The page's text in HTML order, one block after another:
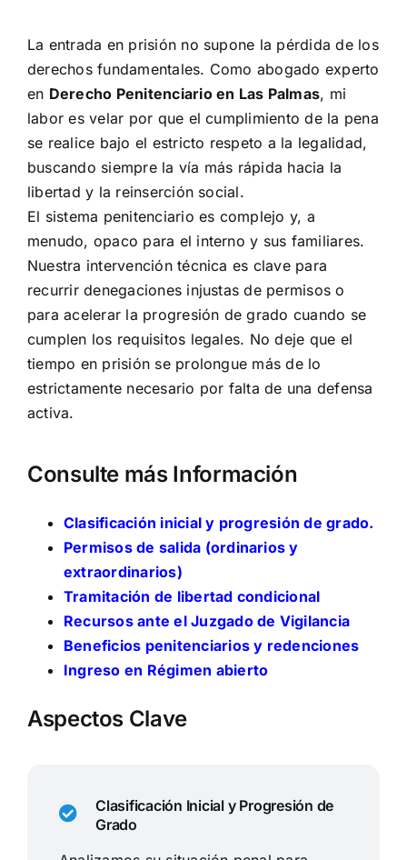
La entrada en prisión no supone la pérdida de los
derechos fundamentales. Como abogado experto
en Derecho Penitenciario en Las Palmas, mi
labor es velar por que el cumplimiento de la pena
se realice bajo el estricto respeto a la legalidad,
buscando siempre la vía más rápida hacia la
libertad y la reinserción social.
El sistema penitenciario es complejo y, a
menudo, opaco para el interno y sus familiares.
Nuestra intervención técnica es clave para
recurrir denegaciones injustas de permisos o
para acelerar la progresión de grado cuando se
cumplen los requisitos legales. No deje que el
tiempo en prisión se prolongue más de lo
estrictamente necesario por falta de una defensa
activa.
Consulte más Información
Clasificación inicial y progresión de grado.
Permisos de salida (ordinarios y
extraordinarios)
Tramitación de libertad condicional
Recursos ante el Juzgado de Vigilancia
Beneficios penitenciarios y redenciones
Ingreso en Régimen abierto
Aspectos Clave
Clasificación Inicial y Progresión de
Grado